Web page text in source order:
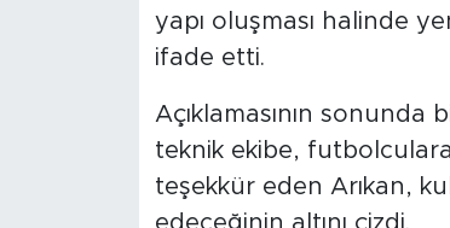
yapı oluşması halinde
ifade etti.
Açıklamasının
teknik ekibe,
teşekkür eden Arıkan,